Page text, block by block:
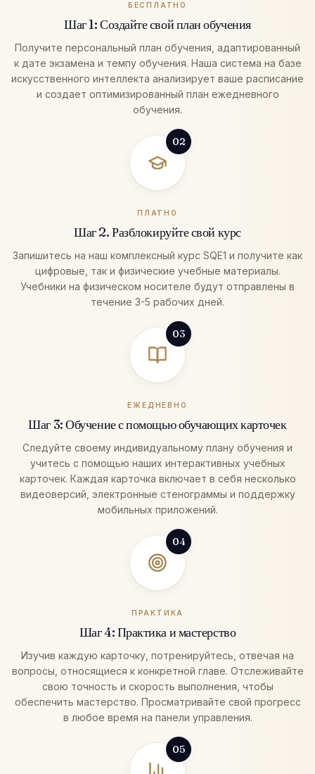
БЕСПЛАТНО
Шаг 1: Создайте свой план обучения
Получите персональный план обучения, адаптированный
к дате экзамена и темпу обучения. Наша система на базе
искусственного интеллекта анализирует ваше расписание
и создает оптимизированный план ежедневного
обучения.
02
ПЛАТНО
Шаг 2. Разблокируйте свой курс
Запишитесь на наш комплексный курс SQE1 и получите как
цифровые, так и физические учебные материалы.
Учебники на физическом носителе будут отправлены в
течение 3-5 рабочих дней.
03
ЕЖЕДНЕВНО
Шаг 3: Обучение с помощью обучающих карточек
Следуйте своему индивидуальному плану обучения и
учитесь с помощью наших интерактивных учебных
карточек. Каждая карточка включает в себя несколько
видеоверсий, электронные стенограммы и поддержку
мобильных приложений.
04
ПРАКТИКА
Шаг 4: Практика и мастерство
Изучив каждую карточку, потренируйтесь, отвечая на
вопросы, относящиеся к конкретной главе. Отслеживайте
свою точность и скорость выполнения, чтобы
обеспечить мастерство. Просматривайте свой прогресс
в любое время на панели управления.
05